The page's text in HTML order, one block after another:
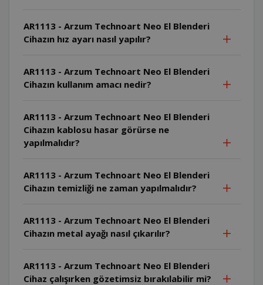
AR1113 - Arzum Technoart Neo El Blenderi
Cihazın hız ayarı nasıl yapılır?
AR1113 - Arzum Technoart Neo El Blenderi
Cihazın kullanım amacı nedir?
AR1113 - Arzum Technoart Neo El Blenderi
Cihazın kablosu hasar görürse ne
yapılmalıdır?
AR1113 - Arzum Technoart Neo El Blenderi
Cihazın temizliği ne zaman yapılmalıdır?
AR1113 - Arzum Technoart Neo El Blenderi
Cihazın metal ayağı nasıl çıkarılır?
AR1113 - Arzum Technoart Neo El Blenderi
Cihaz çalışırken gözetimsiz bırakılabilir mi?